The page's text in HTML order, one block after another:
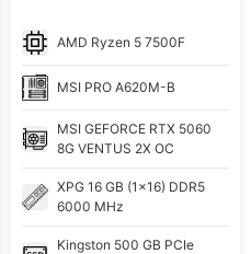
AMD Ryzen 5 7500F
MSI PRO A620M-B
MSI GEFORCE RTX 5060
8G VENTUS 2X OC
XPG 16 GB (1x16) DDR5
6000 MHz
Kingston 500 GB PCIe